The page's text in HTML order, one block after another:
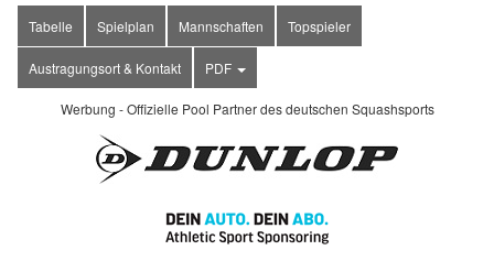
Tabelle Spielplan Mannschaften Topspieler
Austragungsort & Kontakt PDF
Werbung - Offizielle Pool Partner des deutschen Squashsports